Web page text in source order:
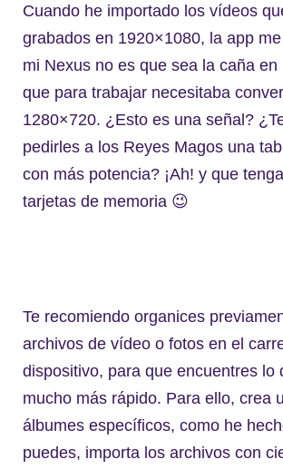
Cuando he importado los vídeos
grabados en 1920×1080, la app
mi Nexus no es que sea la caña en
que para trabajar necesitaba
1280×720. ¿Esto es una señal?
pedirles a los Reyes Magos una
con más potencia? ¡Ah! y que
tarjetas de memoria 😉
Te recomiendo organices
archivos de vídeo o fotos en el
dispositivo, para que encuentres lo
mucho más rápido. Para ello, crea
álbumes específicos, como he
puedes, importa los archivos con